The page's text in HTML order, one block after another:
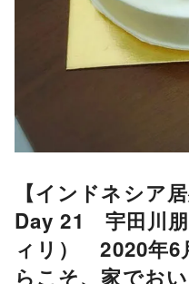
【インドネシア
Day 21 宇田川
ィリ） 2020年
らこそ、家でお